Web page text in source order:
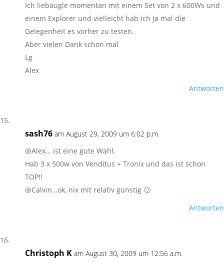
Ich liebäugle momentan mit einem Set von 2 x 600Ws und
einem Explorer und vielleicht hab ich ja mal die
Gelegenheit es vorher zu testen.
Aber vielen Dank schon mal
Lg
Alex
Antworten
sash76 am August 29, 2009 um 6:02 p.m.
@Alex… ist eine gute Wahl.
Hab 3 x 500w von Venditus + Tronix und das ist schon
TOP!!
@Calvin…ok, nix mit relativ günstig 🙂
Antworten
Christoph K am August 30, 2009 um 12:56 a.m.